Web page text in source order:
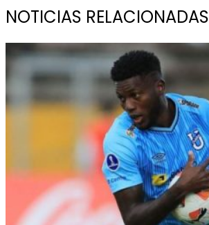
NOTICIAS RELACIONADAS